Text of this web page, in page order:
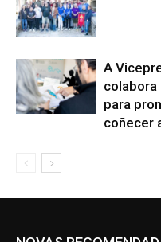
A
colabora
para
coñecer